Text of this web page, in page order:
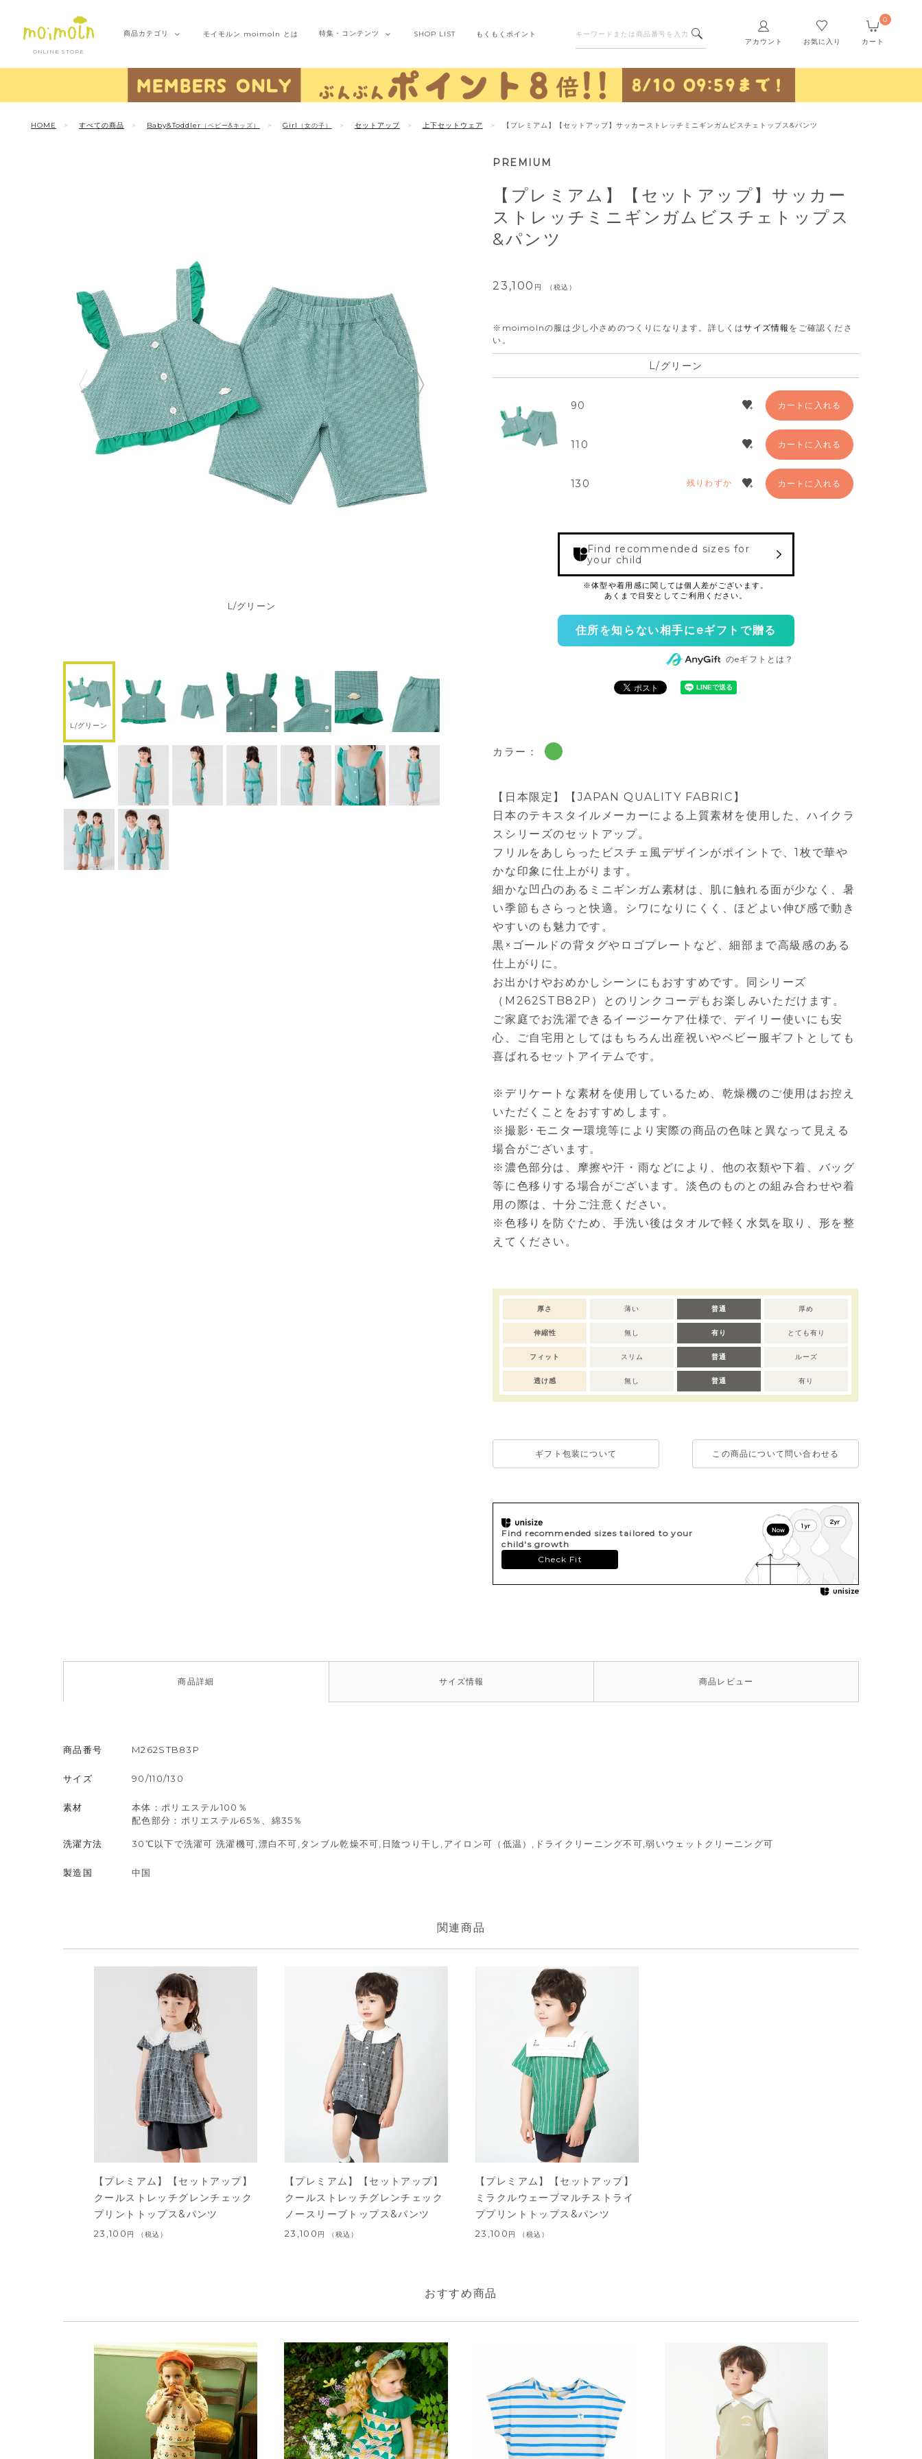
ONLINE STORE
アカウント お気に入り カート
0
商品カテゴリ モイモルン moimoln とは 特集・ コンテンツ SHOP LIST もくもくポイント
HOME すべての商品 Baby&Toddler （ベビー&キッズ） Girl （女の子） セットアップ 上下セットウェア 【プレミアム】【セットアップ】サッカーストレッチミニギンガムビスチェトップス&パンツ
L/グリーン
L/グリーン
PREMIUM
【プレミアム】【セットアップ】サッカー
ストレッチミニギンガムビスチェトップス
&パンツ
23,100 税込
※moimolnの服は少し小さめのつくりになります。 詳しくはサイズ情報 をご確認くださ
い。
L/グリーン
90 カートに入れる
110 カートに入れる
130 残りわずか カートに入れる
Find recommended sizes for
your child
住所を知らない相手にeギフトで贈る
のeギフトとは？
カラー：
【日本限定】【JAPAN QUALITY FABRIC】
日本のテキスタイルメーカーによる上質素材を使用した、ハイクラ
スシリーズのセットアップ。
フリルをあしらったビスチェ風デザインがポイントで、1枚で華や
かな印象に仕上がります。
細かな凹凸のあるミニギンガム素材は、肌に触れる面が少なく、暑
い季節もさらっと快適。シワになりにくく、ほどよい伸び感で動き
やすいのも魅力です。
黒×ゴールドの背タグやロゴプレートなど、細部まで高級感のある
仕上がりに。
お出かけやおめかしシーンにもおすすめです。同シリーズ
（M262STB82P）とのリンクコーデもお楽しみいただけます。
ご家庭でお洗濯できるイージーケア仕様で、デイリー使いにも安
心、ご自宅用としてはもちろん出産祝いやベビー服ギフトとしても
喜ばれるセットアイテムです。
※デリケートな素材を使用しているため、乾燥機のご使用はお控え
いただくことをおすすめします。
※撮影･モニター環境等により実際の商品の色味と異なって見える
場合がございます。
※濃色部分は、摩擦や汗・雨などにより、他の衣類や下着、バッグ
等に色移りする場合がございます。淡色のものとの組み合わせや着
用の際は、十分ご注意ください。
※色移りを防ぐため、手洗い後はタオルで軽く水気を取り、形を整
えてください。
厚さ 薄い 普通 厚め
伸縮性 無し 有り とても有り
フィット スリム 普通 ルーズ
透け感 無し 普通 有り
ギフト包装について この商品について問い合わせる
Find recommended sizes tailored to your
child's growth
Check Fit
商品詳細 サイズ情報 商品 レビュー
商品番号 M262STB83P
サイズ 90/110/130
素材
本体：ポリエステル100％
配色部分：ポリエステル65％、綿35％
洗濯方法 30℃以下で洗濯可 洗濯機可,漂白不可,タンブル乾燥不可,日陰つり干し,アイロン可（低温）,ドライクリーニング不可,弱いウェットクリーニング可
製造国 中国
【プレミアム】【セットアップ】
クールストレッチグレンチェック
プリントトップス&パンツ
23,100 税込
【プレミアム】【セットアップ】
クールストレッチグレンチェック
ノースリーブトップス&パンツ
23,100 税込
【プレミアム】【セットアップ】
ミラクルウェーブマルチストライ
ププリントトップス&パンツ
23,100 税込
おすすめ商品